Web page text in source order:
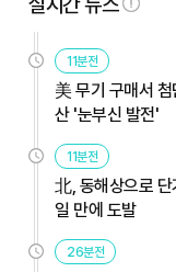
11분전
美 무기 구매서
산 '눈부신 발전'
11분전
北, 동해상으로
일 만에 도발
26분전